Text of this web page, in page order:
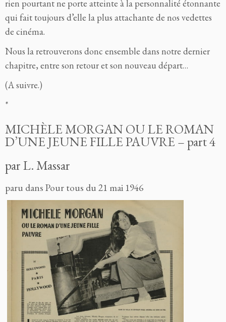
rien pourtant ne porte atteinte à la personnalité étonnante
qui fait toujours d’elle la plus attachante de nos vedettes
de cinéma.
Nous la retrouverons donc ensemble dans notre dernier
chapitre, entre son retour et son nouveau départ…
(A suivre.)
*
MICHÈLE MORGAN OU LE ROMAN
D’UNE JEUNE FILLE PAUVRE – part 4
par L. Massar
paru dans Pour tous du 21 mai 1946